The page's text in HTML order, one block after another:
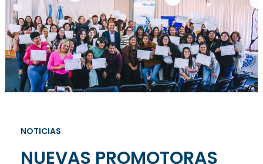
NOTICIAS
NUEVAS PROMOTORAS